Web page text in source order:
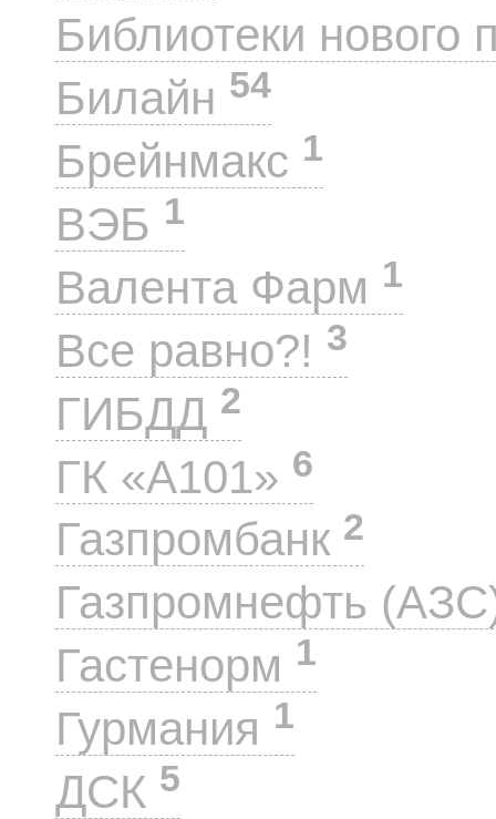
Библиотеки нового
Билайн 54
Брейнмакс 1
ВЭБ 1
Валента Фарм 1
Все равно?! 3
ГИБДД 2
ГК «А101» 6
Газпромбанк 2
Газпромнефть
Гастенорм 1
Гурмания 1
ДСК 5